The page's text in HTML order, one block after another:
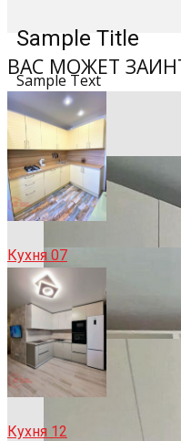
Sample Title
Sample Text
ВАС МОЖЕТ
Кухня 07
Кухня 12